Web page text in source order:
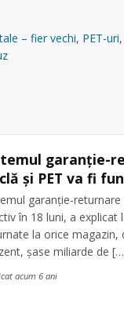
– fier vechi, PET-uri,
garanție-
şi PET va fi
garanție-
în 18 luni, a explicat
la orice magazin,
șase miliarde de
acum 6 ani